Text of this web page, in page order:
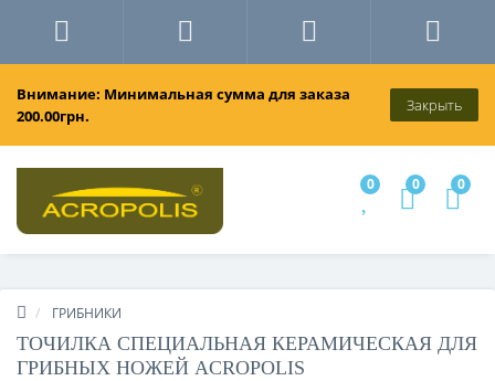
Внимание: Минимальная сумма для заказа
200.00грн.
Закрыть
0 0 0
ГРИБНИКИ
ТОЧИЛКА СПЕЦИАЛЬНАЯ КЕРАМИЧЕСКАЯ ДЛЯ
ГРИБНЫХ НОЖЕЙ ACROPOLIS